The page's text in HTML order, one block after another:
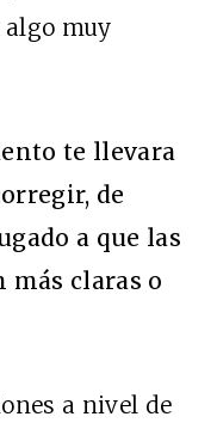
algo muy
te llevara
de
a que las
más claras o
a nivel de